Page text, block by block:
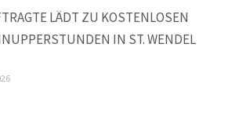
LÄDT ZU KOSTENLOSEN
IN ST. WENDEL